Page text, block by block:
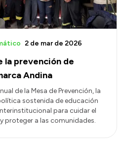
la prevención de
Andina
2 de mar de 2026
de la Mesa de Prevención, la
sostenida de educación
para cuidar el
proteger a las comunidades.